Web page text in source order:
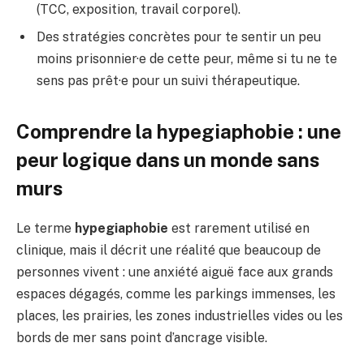
(TCC, exposition, travail corporel).
Des stratégies concrètes pour te sentir un peu
moins prisonnier·e de cette peur, même si tu ne te
sens pas prêt·e pour un suivi thérapeutique.
Comprendre la hypegiaphobie : une
peur logique dans un monde sans
murs
Le terme hypegiaphobie est rarement utilisé en
clinique, mais il décrit une réalité que beaucoup de
personnes vivent : une anxiété aiguë face aux grands
espaces dégagés, comme les parkings immenses, les
places, les prairies, les zones industrielles vides ou les
bords de mer sans point d’ancrage visible.